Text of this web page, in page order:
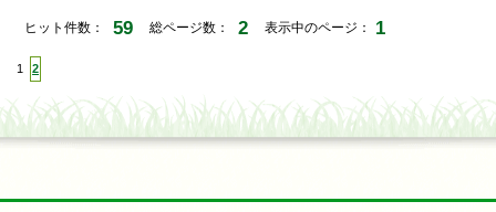
ヒット件数： 59 総ページ数： 2 表示中のページ： 1
1 2